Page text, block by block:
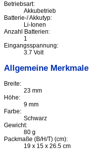
Betriebsart:
Akkubetrieb
Batterie-/ Akkutyp:
Li-Ionen
Anzahl Batterien:
1
Eingangsspannung:
3.7 Volt
Allgemeine Merkmale
Breite:
23 mm
Höhe:
9 mm
Farbe:
Schwarz
Gewicht:
80 g
Packmaße (B/H/T) (cm):
19 x 15 x 26.5 cm